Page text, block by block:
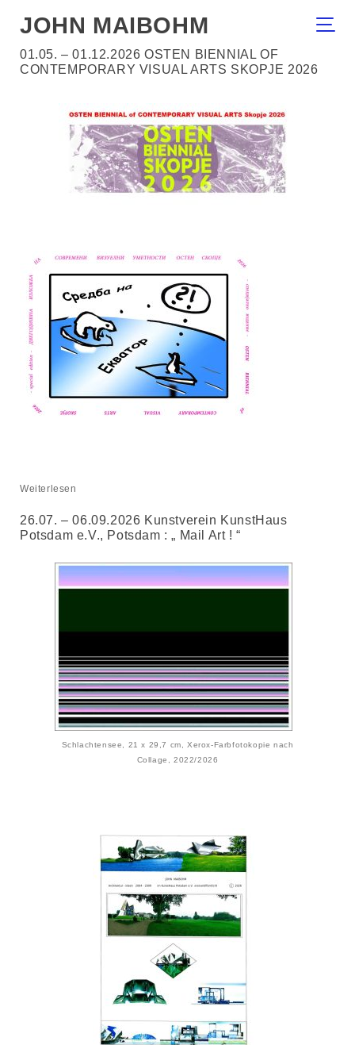
JOHN MAIBOHM
01.05. – 01.12.2026 OSTEN BIENNIAL OF
CONTEMPORARY VISUAL ARTS SKOPJE 2026
Weiterlesen
26.07. – 06.09.2026 Kunstverein KunstHaus
Potsdam e.V., Potsdam : „ Mail Art ! “
Schlachtensee, 21 x 29,7 cm, Xerox-Farbfotokopie nach
Collage, 2022/2026